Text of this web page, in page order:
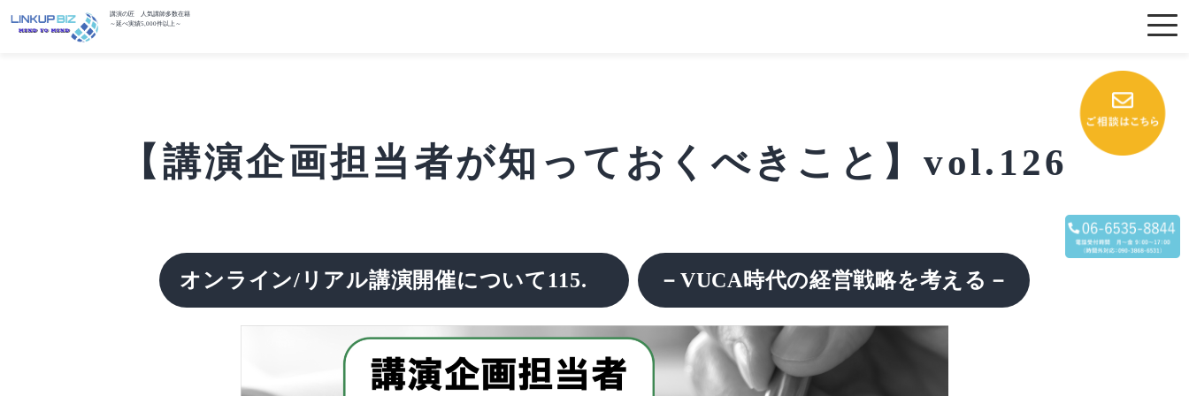
講演の匠 人気講師多数在籍
～延べ実績5,000件以上～
【講演企画担当者が知っておくべきこと】vol.126
オンライン/リアル講演開催について115. －VUCA時代の経営戦略を考える－